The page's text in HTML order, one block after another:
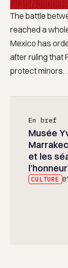
The battle
reached a
Mexico has
after ruling that
protect minors. ...
En bref
Musée
et les
CULTURE